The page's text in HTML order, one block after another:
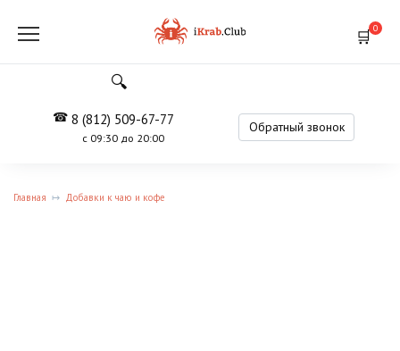
содержанию
0
8 (812) 509-67-77
с 09:30 до 20:00
Обратный звонок
Главная Добавки к чаю и кофе